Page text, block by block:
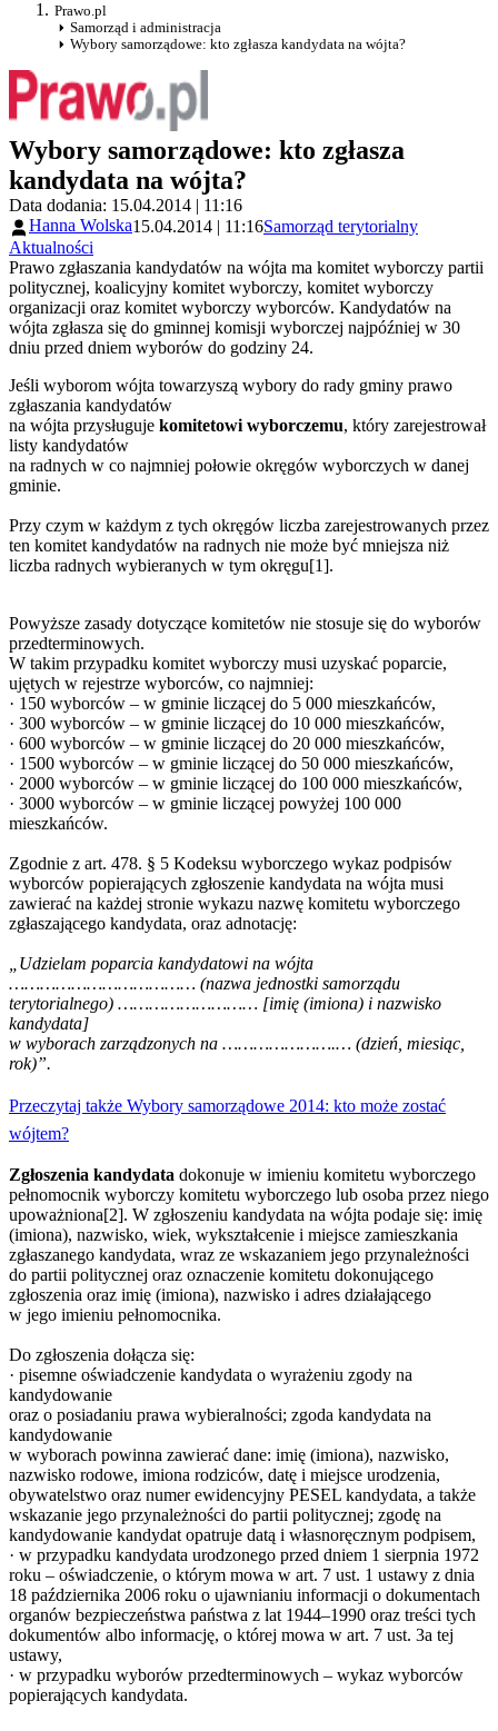
Prawo.pl
Samorząd i administracja
Wybory samorządowe: kto zgłasza kandydata na wójta?
Wybory samorządowe: kto zgłasza
kandydata na wójta?
Data dodania: 15.04.2014 | 11:16
Hanna Wolska15.04.2014 | 11:16Samorząd terytorialny
Aktualności
Prawo zgłaszania kandydatów na wójta ma komitet wyborczy partii
politycznej, koalicyjny komitet wyborczy, komitet wyborczy
organizacji oraz komitet wyborczy wyborców. Kandydatów na
wójta zgłasza się do gminnej komisji wyborczej najpóźniej w 30
dniu przed dniem wyborów do godziny 24.
Jeśli wyborom wójta towarzyszą wybory do rady gminy prawo
zgłaszania kandydatów
na wójta przysługuje komitetowi wyborczemu, który zarejestrował
listy kandydatów
na radnych w co najmniej połowie okręgów wyborczych w danej
gminie.
Przy czym w każdym z tych okręgów liczba zarejestrowanych przez
ten komitet kandydatów na radnych nie może być mniejsza niż
liczba radnych wybieranych w tym okręgu[1].
Powyższe zasady dotyczące komitetów nie stosuje się do wyborów
przedterminowych.
W takim przypadku komitet wyborczy musi uzyskać poparcie,
ujętych w rejestrze wyborców, co najmniej:
· 150 wyborców – w gminie liczącej do 5 000 mieszkańców,
· 300 wyborców – w gminie liczącej do 10 000 mieszkańców,
· 600 wyborców – w gminie liczącej do 20 000 mieszkańców,
· 1500 wyborców – w gminie liczącej do 50 000 mieszkańców,
· 2000 wyborców – w gminie liczącej do 100 000 mieszkańców,
· 3000 wyborców – w gminie liczącej powyżej 100 000
mieszkańców.
Zgodnie z art. 478. § 5 Kodeksu wyborczego wykaz podpisów
wyborców popierających zgłoszenie kandydata na wójta musi
zawierać na każdej stronie wykazu nazwę komitetu wyborczego
zgłaszającego kandydata, oraz adnotację:
„Udzielam poparcia kandydatowi na wójta
……………………………… (nazwa jednostki samorządu
terytorialnego) ……………………… [imię (imiona) i nazwisko
kandydata]
w wyborach zarządzonych na ………………….… (dzień, miesiąc,
rok)”.
Przeczytaj także Wybory samorządowe 2014: kto może zostać
wójtem?
Zgłoszenia kandydata dokonuje w imieniu komitetu wyborczego
pełnomocnik wyborczy komitetu wyborczego lub osoba przez niego
upoważniona[2]. W zgłoszeniu kandydata na wójta podaje się: imię
(imiona), nazwisko, wiek, wykształcenie i miejsce zamieszkania
zgłaszanego kandydata, wraz ze wskazaniem jego przynależności
do partii politycznej oraz oznaczenie komitetu dokonującego
zgłoszenia oraz imię (imiona), nazwisko i adres działającego
w jego imieniu pełnomocnika.
Do zgłoszenia dołącza się:
· pisemne oświadczenie kandydata o wyrażeniu zgody na
kandydowanie
oraz o posiadaniu prawa wybieralności; zgoda kandydata na
kandydowanie
w wyborach powinna zawierać dane: imię (imiona), nazwisko,
nazwisko rodowe, imiona rodziców, datę i miejsce urodzenia,
obywatelstwo oraz numer ewidencyjny PESEL kandydata, a także
wskazanie jego przynależności do partii politycznej; zgodę na
kandydowanie kandydat opatruje datą i własnoręcznym podpisem,
· w przypadku kandydata urodzonego przed dniem 1 sierpnia 1972
roku – oświadczenie, o którym mowa w art. 7 ust. 1 ustawy z dnia
18 października 2006 roku o ujawnianiu informacji o dokumentach
organów bezpieczeństwa państwa z lat 1944–1990 oraz treści tych
dokumentów albo informację, o której mowa w art. 7 ust. 3a tej
ustawy,
· w przypadku wyborów przedterminowych – wykaz wyborców
popierających kandydata.